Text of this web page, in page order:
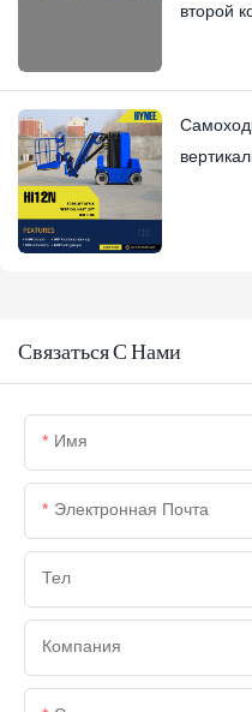
второй
Связаться С Нами
Имя
Электронная Почта
Тел
Компания